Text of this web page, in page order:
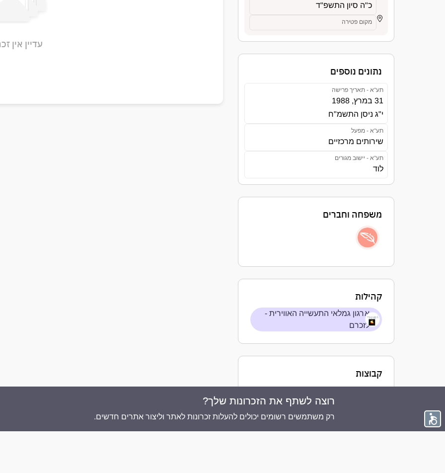
כ"ה סיון התשפ"ד
מקום פטירה
נתונים נוספים
תע"א - תאריך פרישה
31 במרץ, 1988
י"ג ניסן התשמ"ח
תע"א - מפעל
שירותים מרכזיים
תע"א - יישוב מגורים
לוד
משפחה וחברים
קהילות
ארגון גמלאי התעשייה האווירית -
לזכרם
קבוצות
עדיין אין
רוצה לשתף את הזכרונות שלך?
רק משתמשים רשומים יכולים להעלות זכרונות לאתר וליצור אתרים חדשים. © 2026 ממוריז פלוס - כל הזכויות שמורות